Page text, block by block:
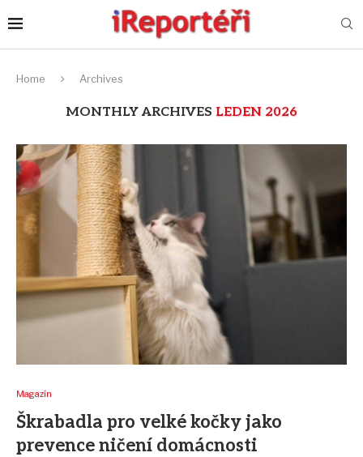
Home Archives
MONTHLY ARCHIVES LEDEN 2026
Magazín
Škrabadla pro velké kočky jako
prevence ničení domácnosti